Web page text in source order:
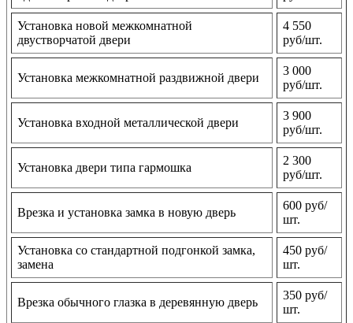
Установка новой межкомнатной
двустворчатой двери
4 550
руб/шт.
Установка межкомнатной раздвижной двери
3 000
руб/шт.
Установка входной металлической двери
3 900
руб/шт.
Установка двери типа гармошка
2 300
руб/шт.
Врезка и установка замка в новую дверь
600 руб/
шт.
Установка со стандартной подгонкой замка,
замена
450 руб/
шт.
Врезка обычного глазка в деревянную дверь
350 руб/
шт.